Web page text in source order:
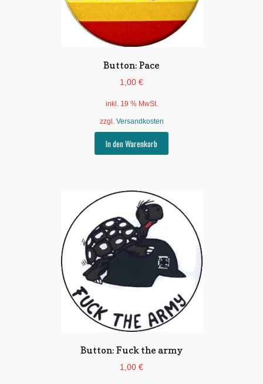
gewählt
werden
Button: Pace
1,00 €
inkl. 19 % MwSt.
zzgl. Versandkosten
In den Warenkorb
Button: Fuck the army
1,00 €